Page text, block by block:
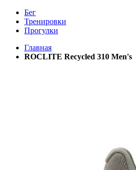
Бег
Тренировки
Прогулки
Главная
ROCLITE Recycled 310 Men's